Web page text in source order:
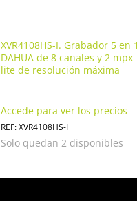
XVR4108HS-I. Grabador 5 en 1
DAHUA de 8 canales y 2 mpx
lite de resolución máxima
Accede para ver los precios
REF: XVR4108HS-I
Solo quedan 2 disponibles